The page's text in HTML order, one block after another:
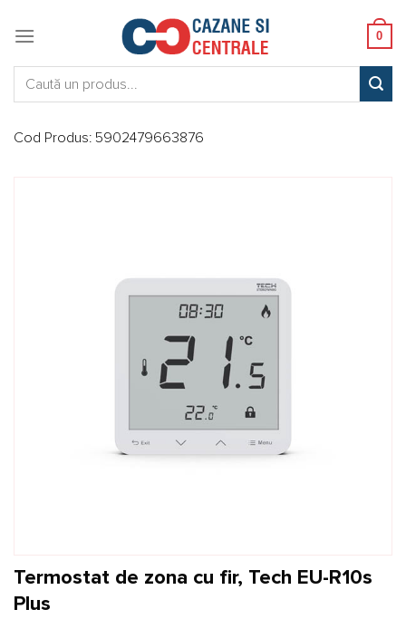
0
Cod Produs: 5902479663876
Termostat de zona cu fir, Tech EU-R10s
Plus